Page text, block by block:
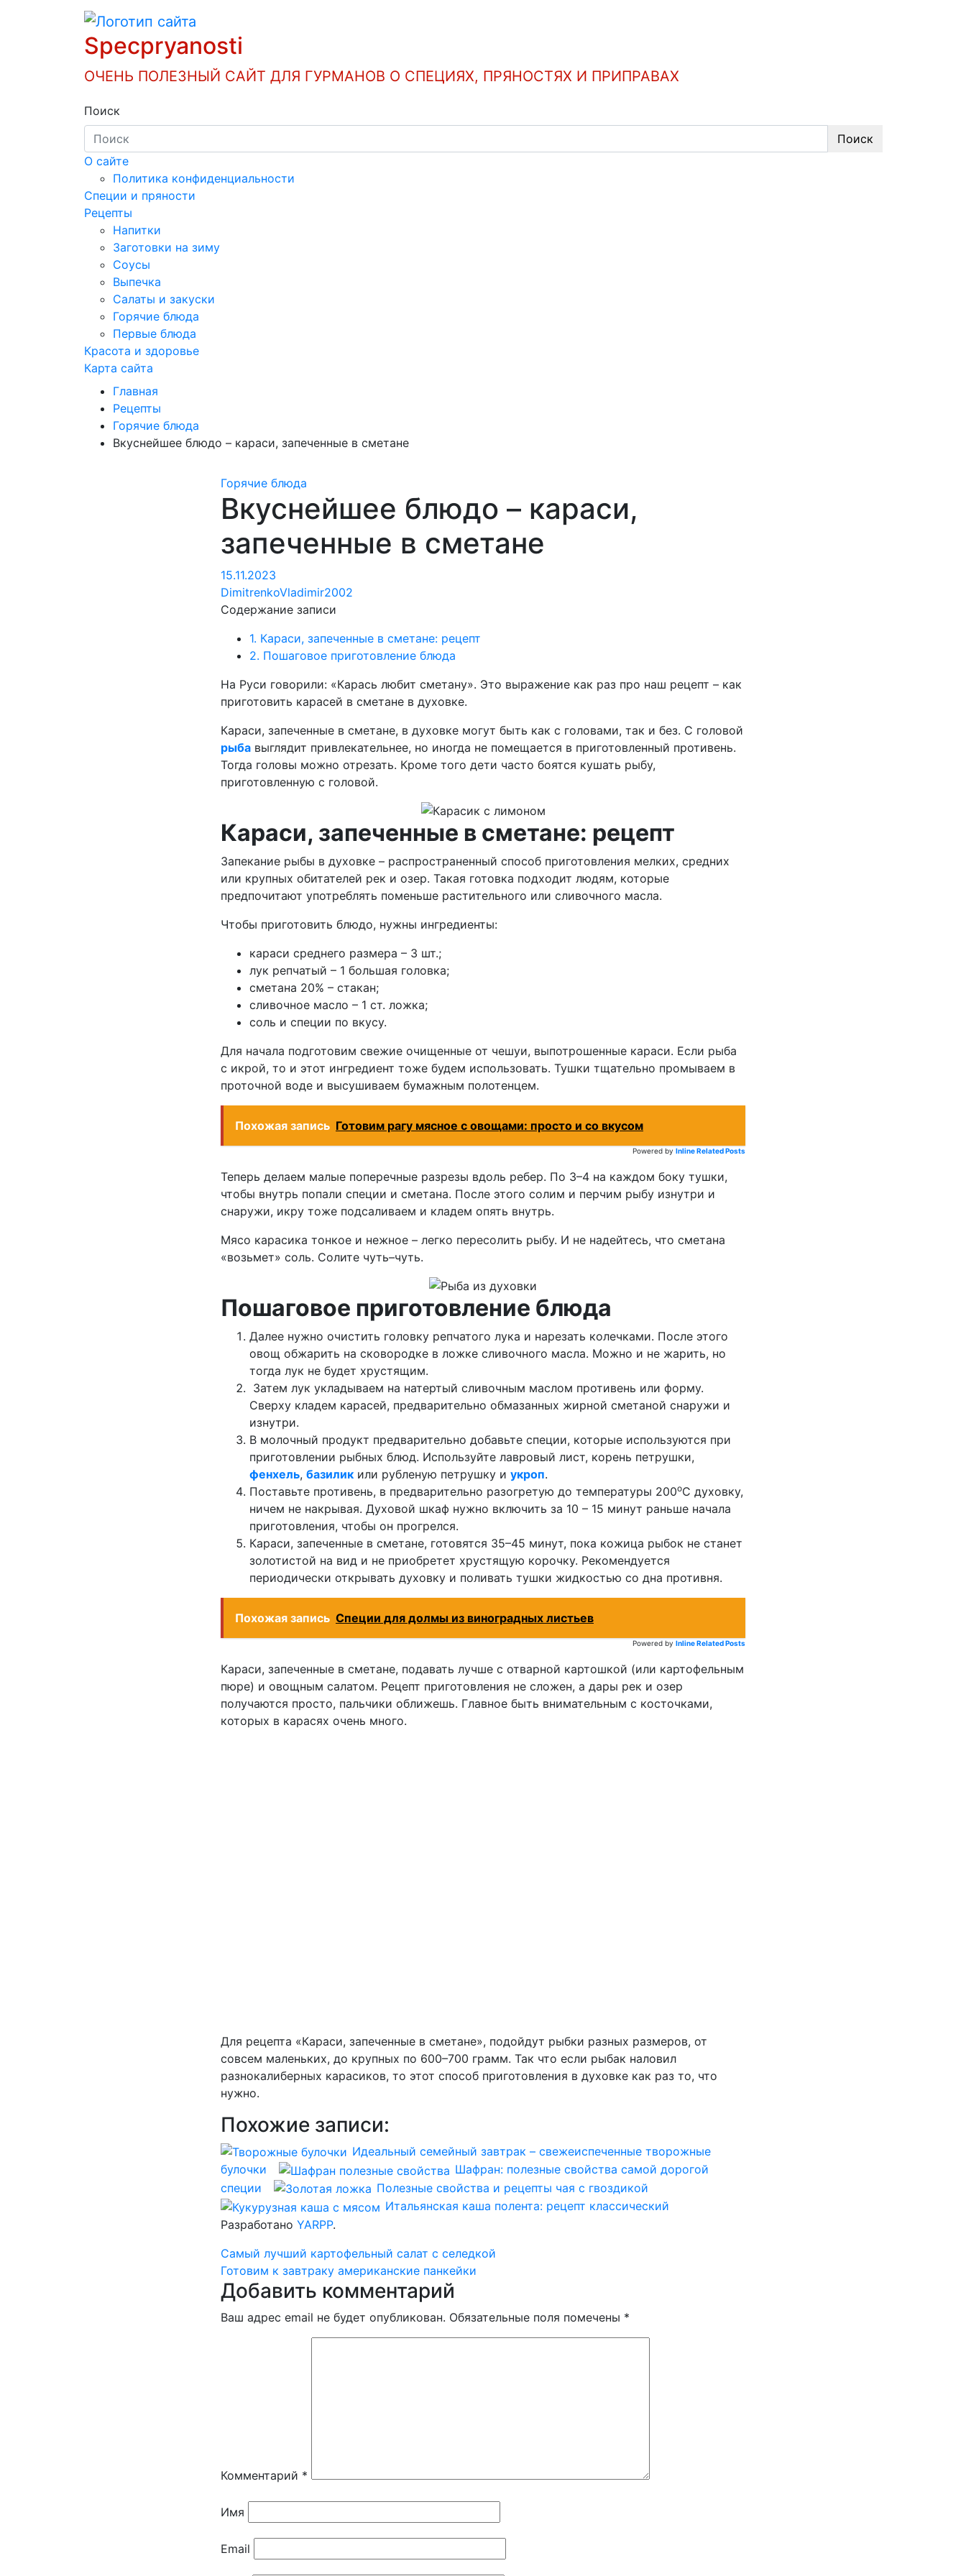
Specpryanosti
ОЧЕНЬ ПОЛЕЗНЫЙ САЙТ ДЛЯ ГУРМАНОВ О СПЕЦИЯХ, ПРЯНОСТЯХ И ПРИПРАВАХ
Поиск
Поиск
О сайте
Политика конфиденциальности
Специи и пряности
Рецепты
Напитки
Заготовки на зиму
Соусы
Выпечка
Салаты и закуски
Горячие блюда
Первые блюда
Красота и здоровье
Карта сайта
Главная
Рецепты
Горячие блюда
Вкуснейшее блюдо – караси, запеченные в сметане
Горячие блюда
Вкуснейшее блюдо – караси,
запеченные в сметане
15.11.2023
DimitrenkoVladimir2002
Содержание записи
1. Караси, запеченные в сметане: рецепт
2. Пошаговое приготовление блюда
На Руси говорили: «Карась любит сметану». Это выражение как раз про наш рецепт – как
приготовить карасей в сметане в духовке.
Караси, запеченные в сметане, в духовке могут быть как с головами, так и без. С головой
рыба выглядит привлекательнее, но иногда не помещается в приготовленный противень.
Тогда головы можно отрезать. Кроме того дети часто боятся кушать рыбу,
приготовленную с головой.
Караси, запеченные в сметане: рецепт
Запекание рыбы в духовке – распространенный способ приготовления мелких, средних
или крупных обитателей рек и озер. Такая готовка подходит людям, которые
предпочитают употреблять поменьше растительного или сливочного масла.
Чтобы приготовить блюдо, нужны ингредиенты:
караси среднего размера – 3 шт.;
лук репчатый – 1 большая головка;
сметана 20% – стакан;
сливочное масло – 1 ст. ложка;
соль и специи по вкусу.
Для начала подготовим свежие очищенные от чешуи, выпотрошенные караси. Если рыба
с икрой, то и этот ингредиент тоже будем использовать. Тушки тщательно промываем в
проточной воде и высушиваем бумажным полотенцем.
Похожая запись Готовим рагу мясное с овощами: просто и со вкусом
Powered by Inline Related Posts
Теперь делаем малые поперечные разрезы вдоль ребер. По 3–4 на каждом боку тушки,
чтобы внутрь попали специи и сметана. После этого солим и перчим рыбу изнутри и
снаружи, икру тоже подсаливаем и кладем опять внутрь.
Мясо карасика тонкое и нежное – легко пересолить рыбу. И не надейтесь, что сметана
«возьмет» соль. Солите чуть–чуть.
Пошаговое приготовление блюда
Далее нужно очистить головку репчатого лука и нарезать колечками. После этого
овощ обжарить на сковородке в ложке сливочного масла. Можно и не жарить, но
тогда лук не будет хрустящим.
Затем лук укладываем на натертый сливочным маслом противень или форму.
Сверху кладем карасей, предварительно обмазанных жирной сметаной снаружи и
изнутри.
В молочный продукт предварительно добавьте специи, которые используются при
приготовлении рыбных блюд. Используйте лавровый лист, корень петрушки,
фенхель, базилик или рубленую петрушку и укроп.
Поставьте противень, в предварительно разогретую до температуры 200оC духовку,
ничем не накрывая. Духовой шкаф нужно включить за 10 – 15 минут раньше начала
приготовления, чтобы он прогрелся.
Караси, запеченные в сметане, готовятся 35–45 минут, пока кожица рыбок не станет
золотистой на вид и не приобретет хрустящую корочку. Рекомендуется
периодически открывать духовку и поливать тушки жидкостью со дна противня.
Похожая запись Специи для долмы из виноградных листьев
Powered by Inline Related Posts
Караси, запеченные в сметане, подавать лучше с отварной картошкой (или картофельным
пюре) и овощным салатом. Рецепт приготовления не сложен, а дары рек и озер
получаются просто, пальчики оближешь. Главное быть внимательным с косточками,
которых в карасях очень много.
Для рецепта «Караси, запеченные в сметане», подойдут рыбки разных размеров, от
совсем маленьких, до крупных по 600–700 грамм. Так что если рыбак наловил
разнокалиберных карасиков, то этот способ приготовления в духовке как раз то, что
нужно.
Похожие записи:
Идеальный семейный завтрак – свежеиспеченные творожные
булочки
Шафран: полезные свойства самой дорогой
специи
Полезные свойства и рецепты чая с гвоздикой
Итальянская каша полента: рецепт классический
Разработано YARPP.
Навигация
по
записям
Самый лучший картофельный салат с селедкой
Готовим к завтраку американские панкейки
Добавить комментарий
Ваш адрес email не будет опубликован. Обязательные поля помечены *
Комментарий *
Имя
Email